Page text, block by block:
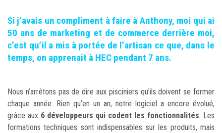
Si j’avais un compliment à faire à Anthony, moi qui ai
50 ans de marketing et de commerce derrière moi,
c’est qu’il a mis à portée de l’artisan ce que, dans le
temps, on apprenait à HEC pendant 7 ans.
Nous n’arrêtons pas de dire aux pisciniers qu’ils doivent se former
chaque année. Rien qu’en un an, notre logiciel a encore évolué,
grâce aux 6 développeurs qui codent les fonctionnalités. Les
formations techniques sont indispensables sur les produits, mais